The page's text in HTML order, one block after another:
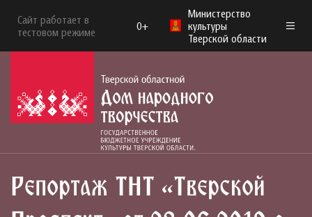
Сайт работает в
тестовом режиме
0+
Министерство
культуры
Тверской области
Репортаж ТНТ «Тверской